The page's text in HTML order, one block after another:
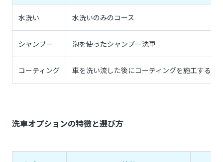
水洗い 水洗いのみのコース
シャンプー 泡を使ったシャンプー洗車
コーティング 車を洗い流した後にコーティングを施工するコ
洗車オプションの特徴と選び方